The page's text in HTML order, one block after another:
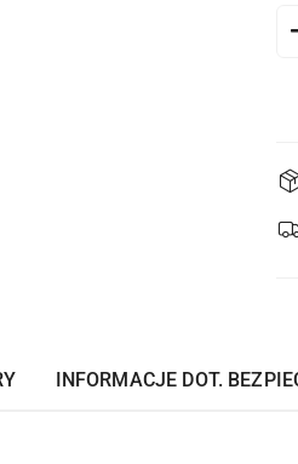
i
INFORMACJE DOT.